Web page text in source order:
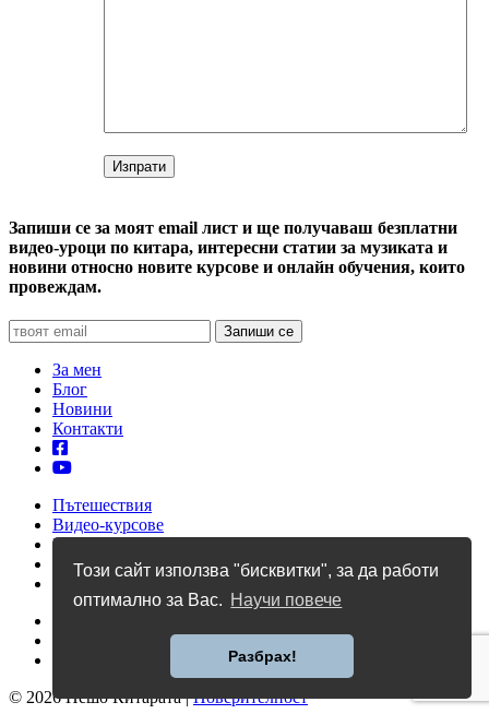
Този сайт използва "бисквитки", за да работи
оптимално за Вас. Научи повече
Разбрах!
Запиши се за моят email лист и ще получаваш безплатни
видео-уроци по китара, интересни статии за музиката и
новини относно новите курсове и онлайн обучения, които
провеждам.
За мен
Блог
Новини
Контакти
Пътешествия
Видео-курсове
Уроци по китара
Учебници
© 2026 Пешо Китарата |Поверителност